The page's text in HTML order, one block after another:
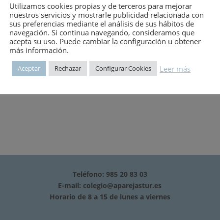
de Urbanismo, trazado disposición y construcción de
y saneamiento de poblaciones-Urbanización en
Teléfono: 985 20 83 03
E-mail: colegio@aparejastur.es
Horario de 8 a 15 de lunes a viernes
Utilizamos cookies propias y de terceros para mejorar
nuestros servicios y mostrarle publicidad relacionada con
sus preferencias mediante el análisis de sus hábitos de
navegación. Si continua navegando, consideramos que
acepta su uso. Puede cambiar la configuración u obtener
más información.
Aceptar Rechazar Configurar Cookies Leer más